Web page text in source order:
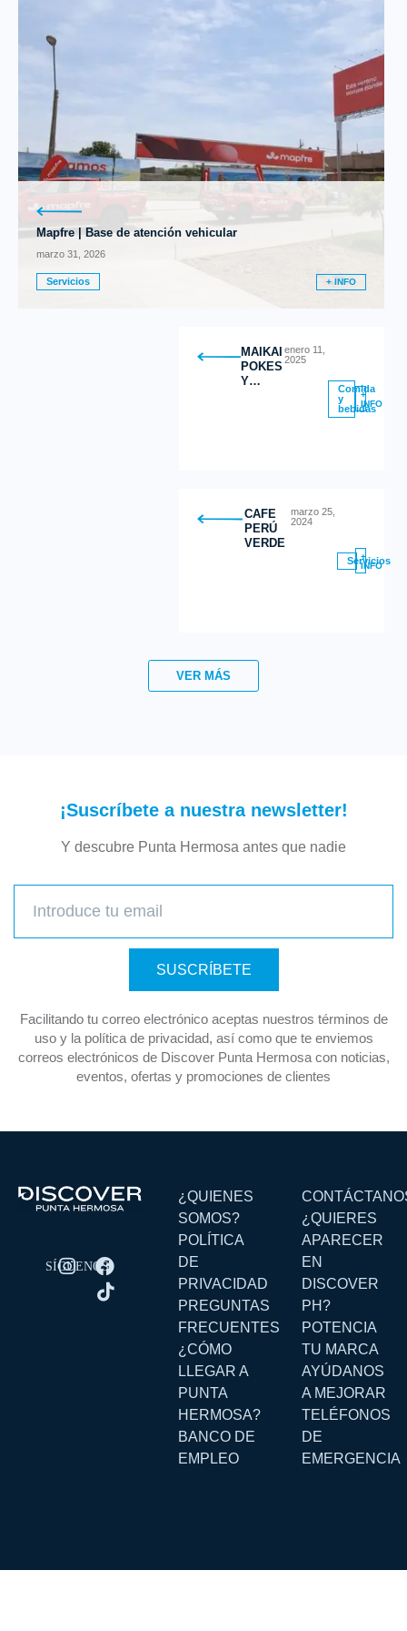
Mapfre | Base de atención vehicular
marzo 31, 2026
Servicios + INFO
MAIKAI
POKES
Y
enero 11,
2025
Comida
y
bebidas
+
INFO
CAFE
PERÚ
VERDE
marzo 25,
2024
Servicios
+
INFO
VER MÁS
¡Suscríbete a nuestra newsletter!
Y descubre Punta Hermosa antes que nadie
SUSCRÍBETE
Facilitando tu correo electrónico aceptas nuestros términos de
uso y la política de privacidad, así como que te enviemos
correos electrónicos de Discover Punta Hermosa con noticias,
eventos, ofertas y promociones de clientes
¿QUIENES
SOMOS?
POLÍTICA
DE
PRIVACIDAD
PREGUNTAS
FRECUENTES
¿CÓMO
LLEGAR A
PUNTA
HERMOSA?
BANCO DE
EMPLEO
¿QUIERES
APARECER
EN
DISCOVER
PH?
POTENCIA
TU MARCA
AYÚDANOS
A MEJORAR
TELÉFONOS
DE
EMERGENCIA